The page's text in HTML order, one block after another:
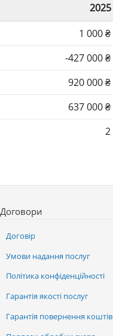
2025
1 000 ₴
-427 000 ₴
920 000 ₴
637 000 ₴
2
Договори
Договір
Умови надання послуг
Політика конфіденційності
Гарантія якості послуг
Гарантія повернення коштів